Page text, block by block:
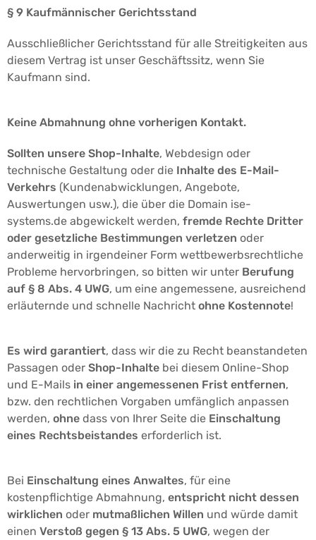
§ 9 Kaufmännischer Gerichtsstand
Ausschließlicher Gerichtsstand für alle Streitigkeiten aus
diesem Vertrag ist unser Geschäftssitz, wenn Sie
Kaufmann sind.
Keine Abmahnung ohne vorherigen Kontakt.
Sollten unsere Shop-Inhalte, Webdesign oder
technische Gestaltung oder die Inhalte des E-Mail-
Verkehrs (Kundenabwicklungen, Angebote,
Auswertungen usw.), die über die Domain ise-
systems.de abgewickelt werden, fremde Rechte Dritter
oder gesetzliche Bestimmungen verletzen oder
anderweitig in irgendeiner Form wettbewerbsrechtliche
Probleme hervorbringen, so bitten wir unter Berufung
auf § 8 Abs. 4 UWG, um eine angemessene, ausreichend
erläuternde und schnelle Nachricht ohne Kostennote!
Es wird garantiert, dass wir die zu Recht beanstandeten
Passagen oder Shop-Inhalte bei diesem Online-Shop
und E-Mails in einer angemessenen Frist entfernen,
bzw. den rechtlichen Vorgaben umfänglich anpassen
werden, ohne dass von Ihrer Seite die Einschaltung
eines Rechtsbeistandes erforderlich ist.
Bei Einschaltung eines Anwaltes, für eine
kostenpflichtige Abmahnung, entspricht nicht dessen
wirklichen oder mutmaßlichen Willen und würde damit
einen Verstoß gegen § 13 Abs. 5 UWG, wegen der